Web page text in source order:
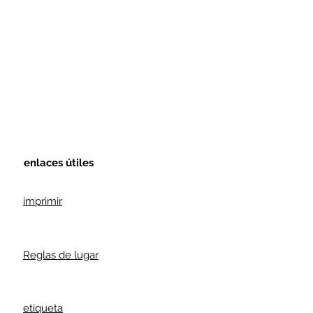
enlaces útiles
imprimir
Reglas de lugar
etiqueta